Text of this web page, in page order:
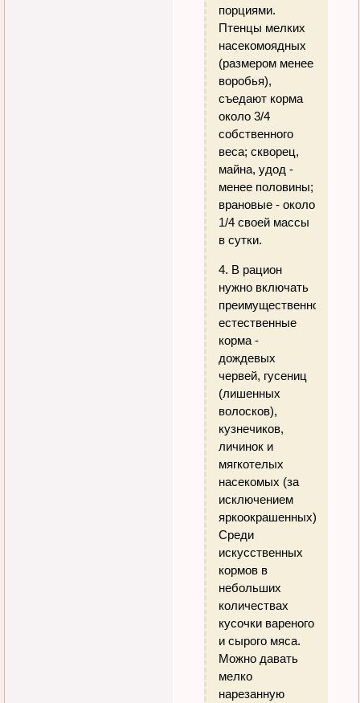
порциями.
Птенцы мелких
насекомоядных
(размером менее
воробья),
съедают корма
около 3/4
собственного
веса; скворец,
майна, удод -
менее половины;
врановые - около
1/4 своей массы
в сутки.
4. В рацион
нужно включать
преимущественно
естественные
корма -
дождевых
червей, гусениц
(лишенных
волосков),
кузнечиков,
личинок и
мягкотелых
насекомых (за
исключением
яркоокрашенных).
Среди
искусственных
кормов в
небольших
количествах
кусочки вареного
и сырого мяса.
Можно давать
мелко
нарезанную